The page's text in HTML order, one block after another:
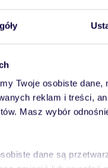
Twoje osobiste
reklam i treści,
Masz wybór
dane są